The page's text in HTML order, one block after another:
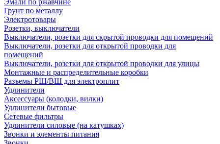
Эмали по ржавчине
Грунт по металлу
Электротовары
Розетки, выключатели
Выключатели, розетки для скрытой проводки для помещений
Выключатели, розетки для открытой проводки для
помещений
Выключатели, розетки для открытой проводки для улицы
Монтажные и распределительные коробки
Разъемы РШ/ВШ для электроплит
Удлинители
Аксессуары (колодки, вилки)
Удлинители бытовые
Сетевые фильтры
Удлинители силовые (на катушках)
Звонки и элементы питания